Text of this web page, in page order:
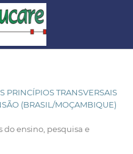
PRINCÍPIOS TRANSVERSAIS
(BRASIL/MOÇAMBIQUE)
do ensino, pesquisa e